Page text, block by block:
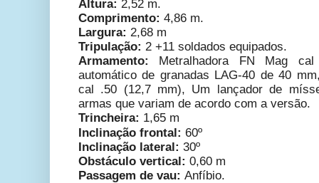
Altura: 2,52 m.
Comprimento: 4,86 m.
Largura: 2,68 m
Tripulação: 2 +11 soldados equipados.
Armamento:
Metralhadora FN Mag
automático de granadas LAG-40 de 40
cal .50 (12,7 mm), Um lançador de
armas que variam de acordo com a versão.
Trincheira: 1,65 m
Inclinação frontal: 60º
Inclinação lateral: 30º
Obstáculo vertical: 0,60 m
Passagem de vau: Anfíbio.